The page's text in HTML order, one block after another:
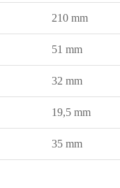
210 mm
51 mm
32 mm
19,5 mm
35 mm